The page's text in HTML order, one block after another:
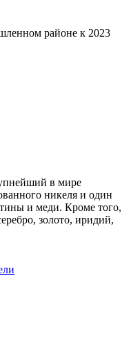
районе к 2023
в мире
никеля и один
и меди. Кроме того,
золото, иридий,